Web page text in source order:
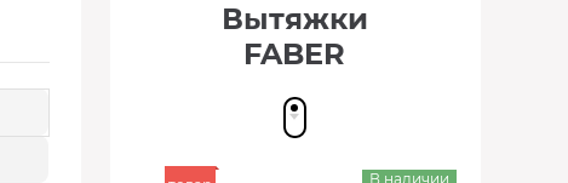
Вытяжки
FABER
В наличии